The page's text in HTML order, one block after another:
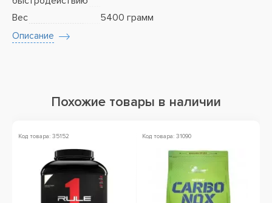
Вес 5400 грамм
Описание
Похожие товары в наличии
Код товара: 35152 Код товара: 31090